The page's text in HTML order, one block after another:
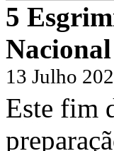
5
Nacional
13 Julho
Este fim